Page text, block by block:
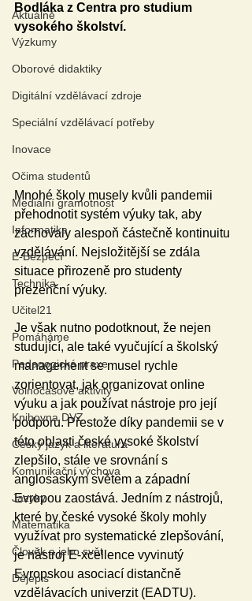
Aktuálně
Výzkumy
Oborové didaktiky
Digitální vzdělávací zdroje
Speciální vzdělávací potřeby
Inovace
Očima studentů
Mediální gramotnost
Informatika
E-Bezpečí
Technika
Učitel21
Pomáháme
Pedagogická praxe
Volnočasové aktivity
Knihovna DVZ
Český jazyk a literatura
Komunikační výchova
Jazyky
Matematika
Člověk a jeho svět
Dějepis
Bodláka z Centra pro studium
vysokého školství.
Mnohé školy musely kvůli pandemii
přehodnotit systém výuky tak, aby
zachovaly alespoň částečně kontinuitu
vzdělávání. Nejsložitější se zdála
situace přirozeně pro studenty
prezenční výuky.
Je však nutno podotknout, že nejen
studující, ale také vyučující a školský
management se musel rychle
zorientovat, jak organizovat online
výuku a jak používat nástroje pro její
podporu. Přestože díky pandemii se v
této oblasti české vysoké školství
zlepšilo, stále ve srovnání s
anglosaským světem a západní
Evropou zaostává. Jedním z nástrojů,
které by české vysoké školy mohly
využívat pro systematické zlepšování,
je nástroj E-xcellence vyvinutý
Evropskou asociací distančně
vzdělávacích univerzit (EADTU).